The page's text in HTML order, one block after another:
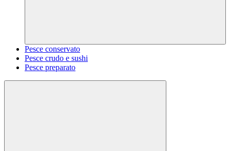
Pesce conservato
Pesce crudo e sushi
Pesce preparato